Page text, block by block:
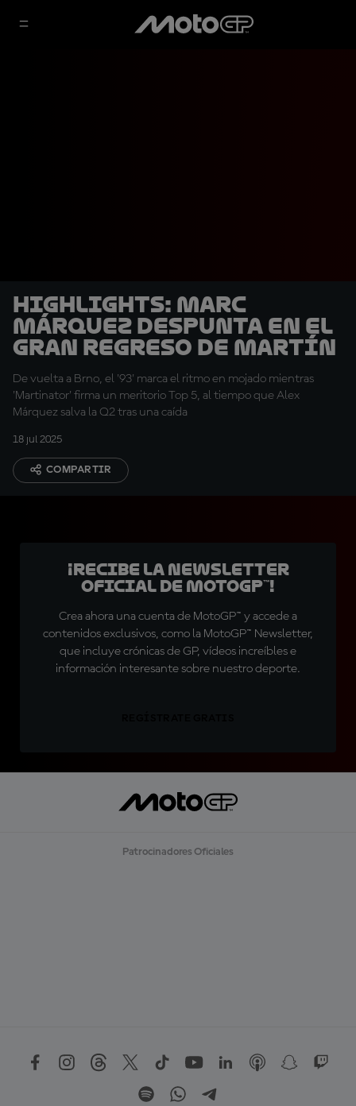
HIGHLIGHTS: Marc
Márquez despunta en el
gran regreso de Martín
De vuelta a Brno, el '93' marca el ritmo en mojado mientras
'Martinator' firma un meritorio Top 5, al tiempo que Alex
Márquez salva la Q2 tras una caída
18 jul 2025
COMPARTIR
¡Recibe la Newsletter
oficial de MotoGP™!
Crea ahora una cuenta de MotoGP™ y accede a
contenidos exclusivos, como la MotoGP™ Newsletter,
que incluye crónicas de GP, vídeos increíbles e
información interesante sobre nuestro deporte.
Patrocinadores Oficiales